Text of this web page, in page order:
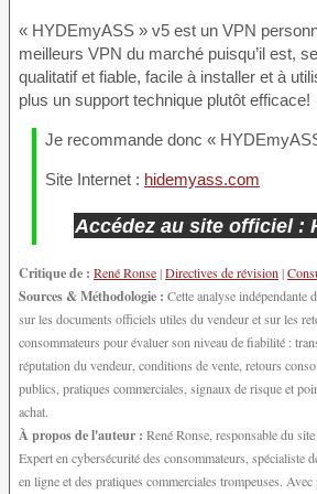
« HYDEmyASS » v5 est un VPN
meilleurs VPN du marché puisqu’il est,
qualitatif et fiable, facile à installer et à
plus un support technique plutôt efficace!
Je recommande donc «
Site Internet : hidemyass.com
Accédez au site officiel :
Critique de : René Ronse|Directives de révision|
Sources & Méthodologie : Cette analyse
sur les documents officiels utiles du vendeur et sur les
consommateurs pour évaluer son niveau de fiabilité :
réputation du vendeur, conditions de vente, retours
publics, pratiques commerciales, signaux de risque et
achat.
À propos de l'auteur : René Ronse, responsable du
Expert en cybersécurité des consommateurs, spécialiste
en ligne et des pratiques commerciales trompeuses. Avec